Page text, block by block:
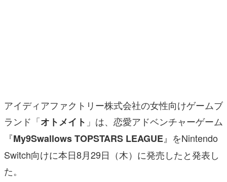
その他
電ファミニコゲーマーとは？
運営：株式会社マレ
アイディアファクトリー株式会社の女性向けゲームブ
ランド「オトメイト 」は、恋愛アドベンチャーゲーム
『My9Swallows TOPSTARS LEAGUE』をNintendo
Switch向けに本日8月29日（木）に発売したと発表し
た。